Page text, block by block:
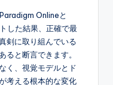
Onlineと
した結果、正確で最
剣に取り組んでいる
ると断言できます。
く、視覚モデルとド
考える根本的な変化